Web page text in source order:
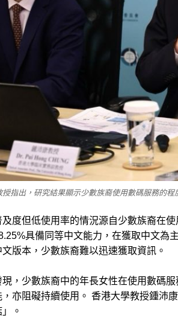
授指出，研究結果顯示少數族裔使用數碼服務的程
及度但低使用率的情況源自少數族裔在使
具備同等中文能力，在獲取中文為
文版本，少數族裔難以迅速獲取資訊 。
， 少數族裔中的年長女性在使用數碼
亦阻礙持續使用。 香港大學教授鍾沛康
」 。